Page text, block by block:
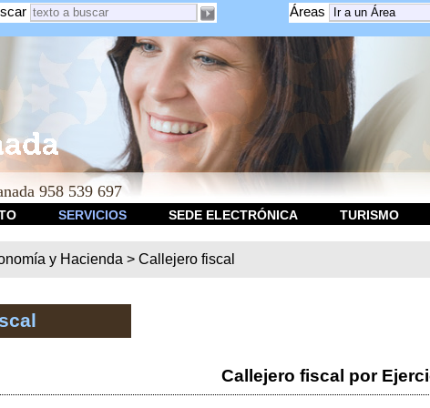
Áreas
958 539 697
SERVICIOS SEDE ELECTRÓNICA TURISMO
y Hacienda >Callejero fiscal
Callejero fiscal por